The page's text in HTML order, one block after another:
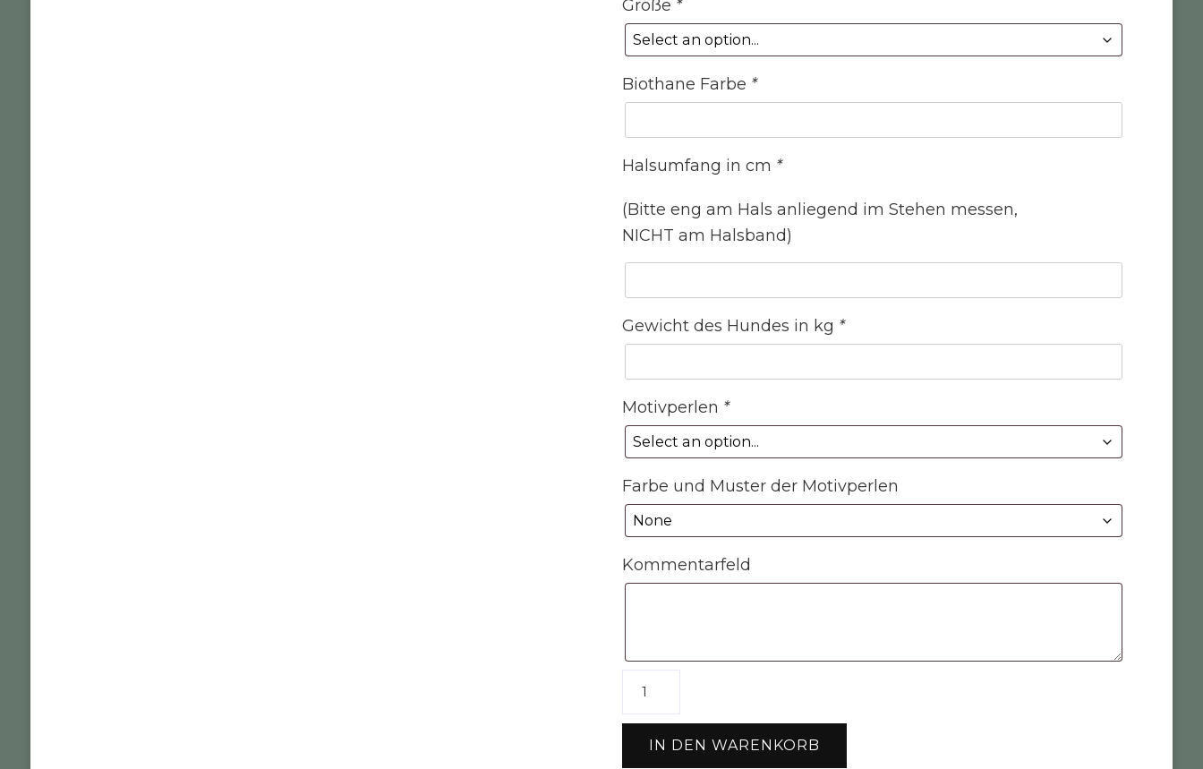
Größe *
Biothane Farbe *
Halsumfang in cm *
(Bitte eng am Hals anliegend im Stehen messen,
NICHT am Halsband)
Gewicht des Hundes in kg *
Motivperlen *
Farbe und Muster der Motivperlen
Kommentarfeld
IN DEN WARENKORB